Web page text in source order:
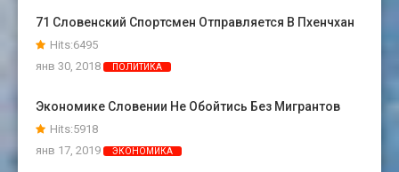
71 Словенский Спортсмен Отправляется В Пхенчхан
Hits:6495
янв 30, 2018
ПОЛИТИКА
Экономике Словении Не Обойтись Без Мигрантов
Hits:5918
янв 17, 2019
ЭКОНОМИКА